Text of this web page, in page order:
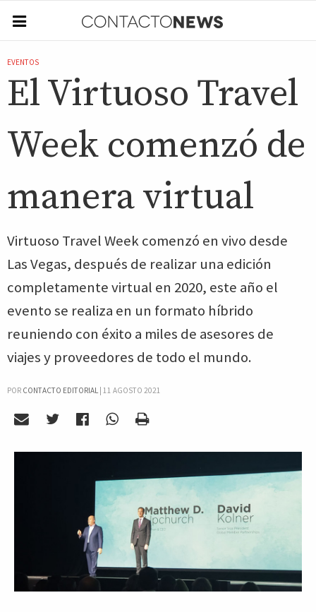
EVENTOS
El Virtuoso Travel
Week comenzó de
manera virtual
Virtuoso Travel Week comenzó en vivo desde
Las Vegas, después de realizar una edición
completamente virtual en 2020, este año el
evento se realiza en un formato híbrido
reuniendo con éxito a miles de asesores de
viajes y proveedores de todo el mundo.
POR CONTACTO EDITORIAL| 11 AGOSTO 2021